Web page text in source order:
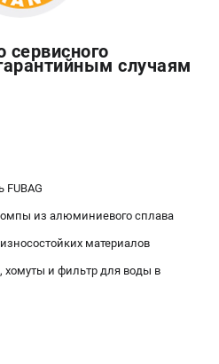
сервисного
случаям
FUBAG
из алюминиевого сплава
материалов
хомуты и фильтр для воды в